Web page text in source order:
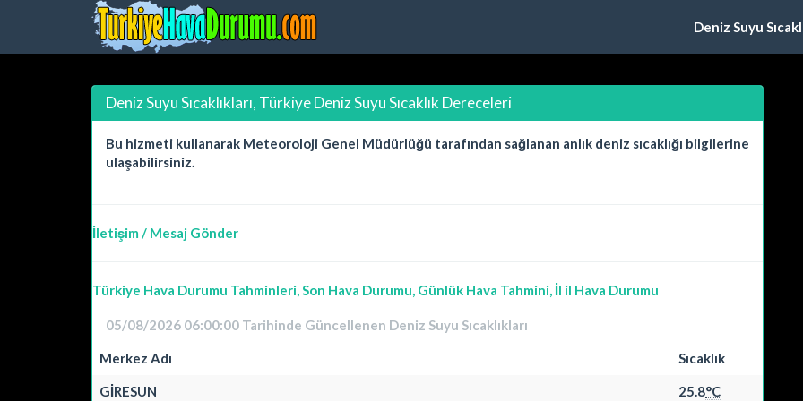
Deniz Suyu
Deniz Suyu Sıcaklıkları, Türkiye Deniz Suyu Sıcaklık Dereceleri
Bu hizmeti kullanarak Meteoroloji Genel Müdürlüğü tarafından sağlanan anlık deniz sıcaklığı bilgilerine
ulaşabilirsiniz.
İletişim / Mesaj Gönder
Türkiye Hava Durumu Tahminleri, Son Hava Durumu, Günlük Hava Tahmini, İl il Hava Durumu
05/08/2026 06:00:00 Tarihinde Güncellenen Deniz Suyu Sıcaklıkları
Merkez Adı Sıcaklık
GİRESUN 25.8°C